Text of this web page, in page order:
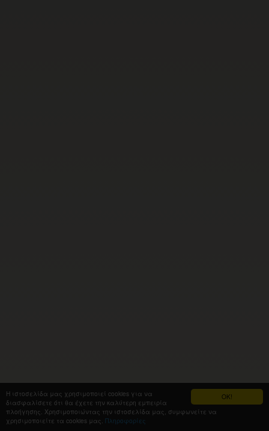
OK!
Η ιστοσελίδα μας χρησιμοποιεί cookies για να
διασφαλίσετε ότι θα έχετε την καλύτερη εμπειρία
πλοήγησης. Χρησιμοποιώντας την ιστοσελίδα μας, συμφωνείτε να
χρησιμοποιείτε τα cookies μας. Πληροφορίες